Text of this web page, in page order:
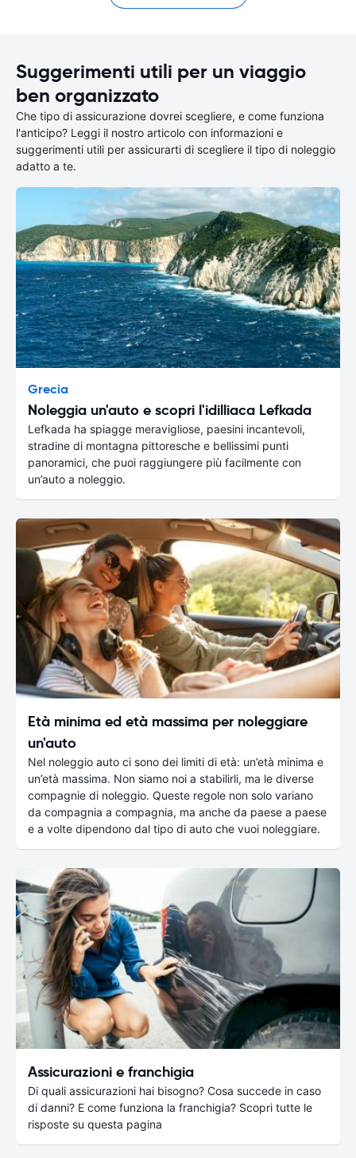
Suggerimenti utili per un viaggio
ben organizzato
Che tipo di assicurazione dovrei scegliere, e come funziona
l'anticipo? Leggi il nostro articolo con informazioni e
suggerimenti utili per assicurarti di scegliere il tipo di noleggio
adatto a te.
Grecia
Noleggia un'auto e scopri l'idilliaca Lefkada
Lefkada ha spiagge meravigliose, paesini incantevoli,
stradine di montagna pittoresche e bellissimi punti
panoramici, che puoi raggiungere più facilmente con
un’auto a noleggio.
Età minima ed età massima per noleggiare
un'auto
Nel noleggio auto ci sono dei limiti di età: un’età minima e
un’età massima. Non siamo noi a stabilirli, ma le diverse
compagnie di noleggio. Queste regole non solo variano
da compagnia a compagnia, ma anche da paese a paese
e a volte dipendono dal tipo di auto che vuoi noleggiare.
Assicurazioni e franchigia
Di quali assicurazioni hai bisogno? Cosa succede in caso
di danni? E come funziona la franchigia? Scopri tutte le
risposte su questa pagina